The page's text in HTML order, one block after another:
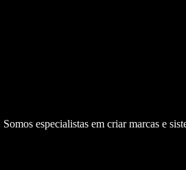
especialistas em criar marcas e